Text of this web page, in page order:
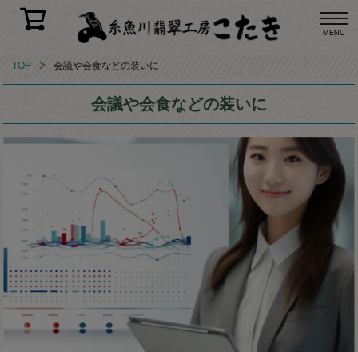
MENU
TOP 会議や会食などの装いに
会議や会食などの装いに